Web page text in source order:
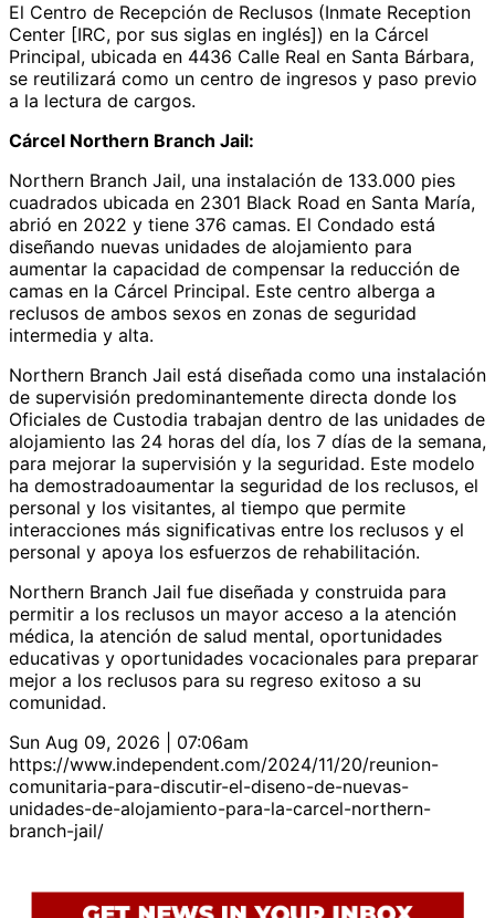
El Centro de Recepción de Reclusos (Inmate Reception
Center [IRC, por sus siglas en inglés]) en la Cárcel
Principal, ubicada en 4436 Calle Real en Santa Bárbara,
se reutilizará como un centro de ingresos y paso previo
a la lectura de cargos.
Cárcel Northern Branch Jail:
Northern Branch Jail, una instalación de 133.000 pies
cuadrados ubicada en 2301 Black Road en Santa María,
abrió en 2022 y tiene 376 camas. El Condado está
diseñando nuevas unidades de alojamiento para
aumentar la capacidad de compensar la reducción de
camas en la Cárcel Principal. Este centro alberga a
reclusos de ambos sexos en zonas de seguridad
intermedia y alta.
Northern Branch Jail está diseñada como una instalación
de supervisión predominantemente directa donde los
Oficiales de Custodia trabajan dentro de las unidades de
alojamiento las 24 horas del día, los 7 días de la semana,
para mejorar la supervisión y la seguridad. Este modelo
ha demostradoaumentar la seguridad de los reclusos, el
personal y los visitantes, al tiempo que permite
interacciones más significativas entre los reclusos y el
personal y apoya los esfuerzos de rehabilitación.
Northern Branch Jail fue diseñada y construida para
permitir a los reclusos un mayor acceso a la atención
médica, la atención de salud mental, oportunidades
educativas y oportunidades vocacionales para preparar
mejor a los reclusos para su regreso exitoso a su
comunidad.
Sun Aug 09, 2026 | 07:06am
https://www.independent.com/2024/11/20/reunion-
comunitaria-para-discutir-el-diseno-de-nuevas-
unidades-de-alojamiento-para-la-carcel-northern-
branch-jail/